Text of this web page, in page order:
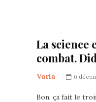
La science
combat.
Varia 6
Bon, ça fait le